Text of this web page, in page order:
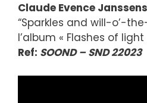
Claude Evence Janssens
“Sparkles and will-o’-
l’album « Flashes of
Ref: SOOND – SND 22023